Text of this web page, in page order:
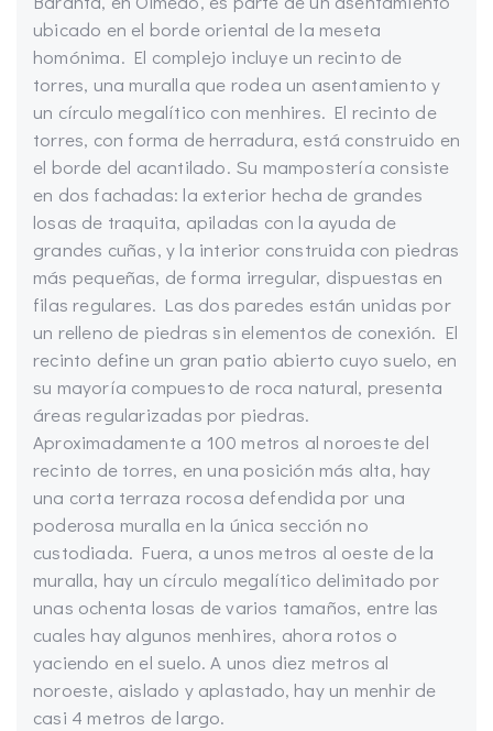
ubicado en el borde oriental de la meseta
homónima. El complejo incluye un recinto de
torres, una muralla que rodea un asentamiento y
un círculo megalítico con menhires. El recinto de
torres, con forma de herradura, está construido en
el borde del acantilado. Su mampostería consiste
en dos fachadas: la exterior hecha de grandes
losas de traquita, apiladas con la ayuda de
grandes cuñas, y la interior construida con piedras
más pequeñas, de forma irregular, dispuestas en
filas regulares. Las dos paredes están unidas por
un relleno de piedras sin elementos de conexión. El
recinto define un gran patio abierto cuyo suelo, en
su mayoría compuesto de roca natural, presenta
áreas regularizadas por piedras.
Aproximadamente a 100 metros al noroeste del
recinto de torres, en una posición más alta, hay
una corta terraza rocosa defendida por una
poderosa muralla en la única sección no
custodiada. Fuera, a unos metros al oeste de la
muralla, hay un círculo megalítico delimitado por
unas ochenta losas de varios tamaños, entre las
cuales hay algunos menhires, ahora rotos o
yaciendo en el suelo. A unos diez metros al
noroeste, aislado y aplastado, hay un menhir de
casi 4 metros de largo.